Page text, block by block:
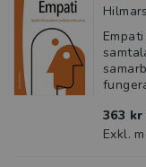
363 kr
Exkl.